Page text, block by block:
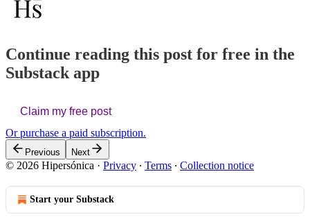
Continue reading this post for free in the
Substack app
Claim my free post
Or purchase a paid subscription.
Previous Next
© 2026 Hipersónica · Privacy ∙ Terms ∙ Collection notice
Start your Substack